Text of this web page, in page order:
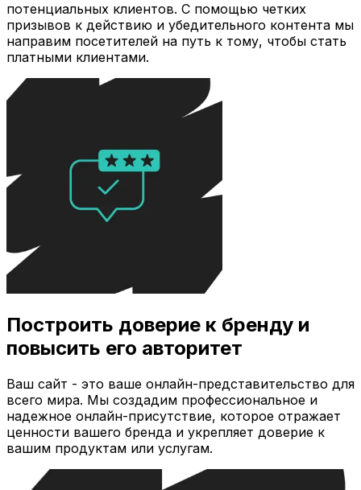
потенциальных клиентов. С помощью четких
призывов к действию и убедительного контента мы
направим посетителей на путь к тому, чтобы стать
платными клиентами.
Построить доверие к бренду и
повысить его авторитет
Ваш сайт - это ваше онлайн-представительство для
всего мира. Мы создадим профессиональное и
надежное онлайн-присутствие, которое отражает
ценности вашего бренда и укрепляет доверие к
вашим продуктам или услугам.